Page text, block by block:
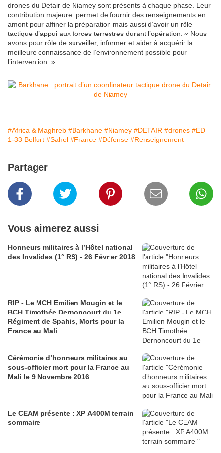
drones du Detair de Niamey sont présents à chaque phase. Leur
contribution majeure permet de fournir des renseignements en
amont pour affiner la préparation mais aussi d’avoir un rôle
tactique d’appui aux forces terrestres durant l’opération. « Nous
avons pour rôle de surveiller, informer et aider à acquérir la
meilleure connaissance de l’environnement possible pour
l’intervention. »
#Africa & Maghreb #Barkhane #Niamey #DETAIR #drones #ED
1-33 Belfort #Sahel #France #Défense #Renseignement
Partager
Vous aimerez aussi
Honneurs militaires à l’Hôtel national
des Invalides (1° RS) - 26 Février 2018
RIP - Le MCH Emilien Mougin et le
BCH Timothée Dernoncourt du 1e
Régiment de Spahis, Morts pour la
France au Mali
Cérémonie d’honneurs militaires au
sous-officier mort pour la France au
Mali le 9 Novembre 2016
Le CEAM présente : XP A400M terrain
sommaire